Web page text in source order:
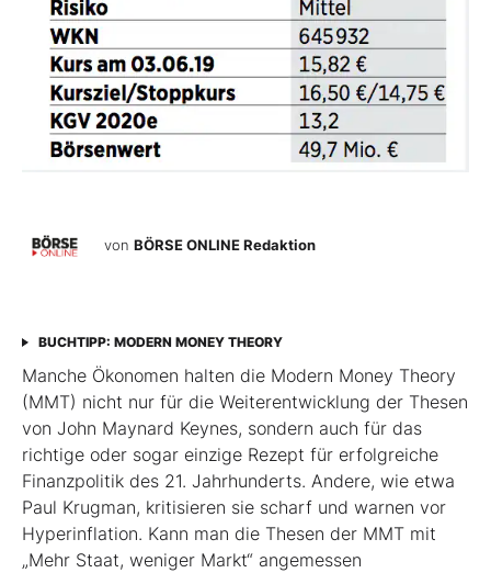
von BÖRSE ONLINE Redaktion
BUCHTIPP: MODERN MONEY THEORY
Manche Ökonomen halten die Modern Money Theory
(MMT) nicht nur für die Weiterentwicklung der Thesen
von John Maynard Keynes, sondern auch für das
richtige oder sogar einzige Rezept für erfolgreiche
Finanzpolitik des 21. Jahrhunderts. Andere, wie etwa
Paul Krugman, kritisieren sie scharf und warnen vor
Hyperinflation. Kann man die Thesen der MMT mit
„Mehr Staat, weniger Markt“ angemessen